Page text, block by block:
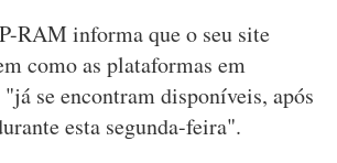
RAM informa que o seu site
como as plataformas em
se encontram disponíveis, após
esta segunda-feira".